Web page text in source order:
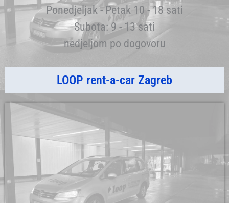
Ponedjeljak - Petak 10 - 18 sati
Subota: 9 - 13 sati
nedjeljom po dogovoru
LOOP rent-a-car Zagreb